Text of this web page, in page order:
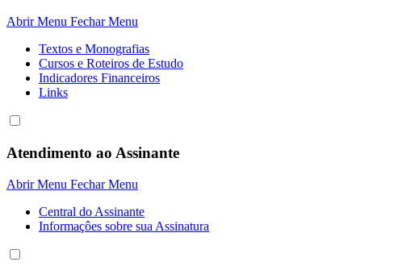
Abrir Menu Fechar Menu
Textos e Monografias
Cursos e Roteiros de Estudo
Indicadores Financeiros
Links
Atendimento ao Assinante
Abrir Menu Fechar Menu
Central do Assinante
Informaçôes sobre sua Assinatura